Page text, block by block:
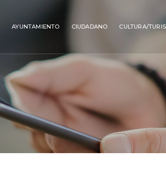
AYUNTAMIENTO CIUDADANO CULTURA/